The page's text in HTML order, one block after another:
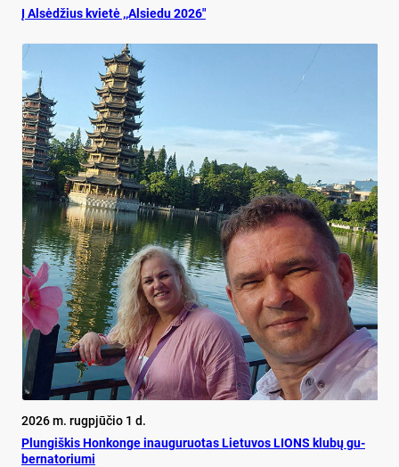
Į Alsėdžius kvietė ,,Alsiedu 2026″
2026 m. rugpjūčio 1 d.
Plun­giš­kis Hon­kon­ge inau­gu­ruo­tas Lie­tu­vos LIONS klu­bų gu­
ber­na­to­riu­mi